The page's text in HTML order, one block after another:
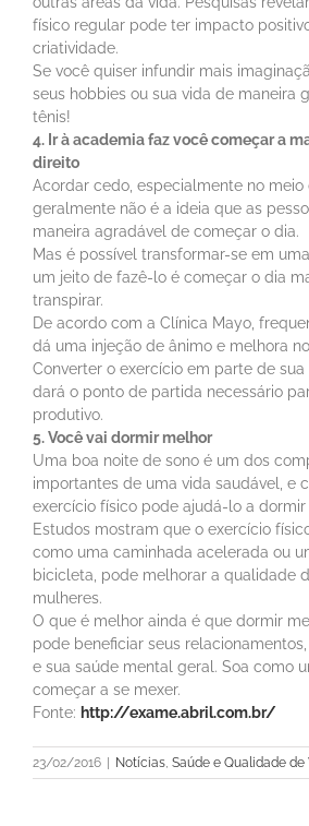
físico regular pode ter impacto
criatividade.
Se você quiser infundir mais
seus hobbies ou sua vida de maneira
tênis!
4. Ir à academia faz você começar a
direito
Acordar cedo, especialmente no meio
geralmente não é a ideia que as
maneira agradável de começar o dia.
Mas é possível transformar-se em
um jeito de fazê-lo é começar o dia
transpirar.
De acordo com a Clínica Mayo,
dá uma injeção de ânimo e melhora
Converter o exercício em parte de
dará o ponto de partida necessário
produtivo.
5. Você vai dormir melhor
Uma boa noite de sono é um dos
importantes de uma vida saudável, e
exercício físico pode ajudá-lo a dormir
Estudos mostram que o exercício
como uma caminhada acelerada ou
bicicleta, pode melhorar a qualidade
mulheres.
O que é melhor ainda é que dormir
pode beneficiar seus relacionamentos,
e sua saúde mental geral. Soa como
começar a se mexer.
Fonte: http://exame.abril.com.br/
23/02/2016 Notícias, Saúde e Qualidade de